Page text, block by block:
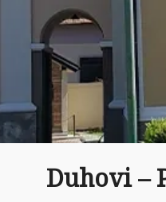
Duhovi –